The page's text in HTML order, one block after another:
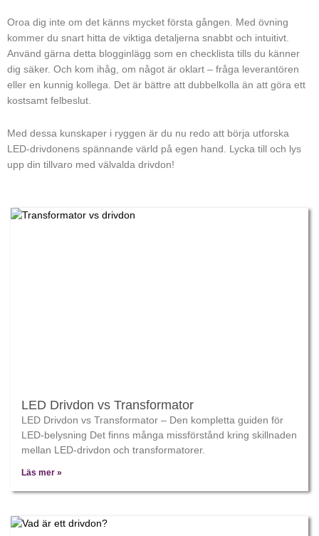
Oroa dig inte om det känns mycket första gången. Med övning
kommer du snart hitta de viktiga detaljerna snabbt och intuitivt.
Använd gärna detta blogginlägg som en checklista tills du känner
dig säker. Och kom ihåg, om något är oklart – fråga leverantören
eller en kunnig kollega. Det är bättre att dubbelkolla än att göra ett
kostsamt felbeslut.
Med dessa kunskaper i ryggen är du nu redo att börja utforska
LED-drivdonens spännande värld på egen hand. Lycka till och lys
upp din tillvaro med välvalda drivdon!
LED Drivdon vs Transformator
LED Drivdon vs Transformator – Den kompletta guiden för
LED-belysning Det finns många missförstånd kring skillnaden
mellan LED-drivdon och transformatorer.
Läs mer »